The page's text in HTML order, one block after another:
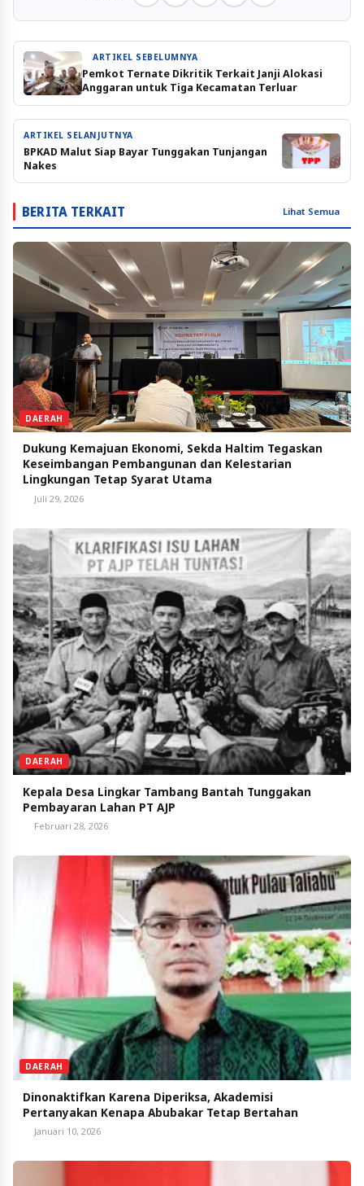
ARTIKEL SEBELUMNYA
Pemkot Ternate Dikritik Terkait Janji Alokasi
Anggaran untuk Tiga Kecamatan Terluar
ARTIKEL SELANJUTNYA
BPKAD Malut Siap Bayar Tunggakan Tunjangan
Nakes
BERITA TERKAIT Lihat Semua
DAERAH
Dukung Kemajuan Ekonomi, Sekda Haltim Tegaskan
Keseimbangan Pembangunan dan Kelestarian
Lingkungan Tetap Syarat Utama
Juli 29, 2026
DAERAH
Kepala Desa Lingkar Tambang Bantah Tunggakan
Pembayaran Lahan PT AJP
Februari 28, 2026
DAERAH
Dinonaktifkan Karena Diperiksa, Akademisi
Pertanyakan Kenapa Abubakar Tetap Bertahan
Januari 10, 2026